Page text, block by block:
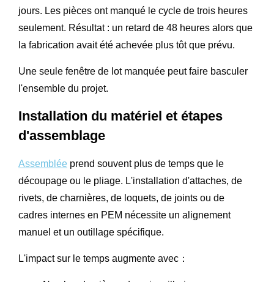
jours. Les pièces ont manqué le cycle de trois heures
seulement. Résultat : un retard de 48 heures alors que
la fabrication avait été achevée plus tôt que prévu.
Une seule fenêtre de lot manquée peut faire basculer
l'ensemble du projet.
Installation du matériel et étapes
d'assemblage
Assemblée prend souvent plus de temps que le
découpage ou le pliage. L'installation d'attaches, de
rivets, de charnières, de loquets, de joints ou de
cadres internes en PEM nécessite un alignement
manuel et un outillage spécifique.
L'impact sur le temps augmente avec：